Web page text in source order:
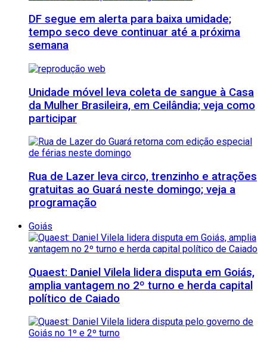
DF segue em alerta para baixa umidade;
tempo seco deve continuar até a próxima
semana
Unidade móvel leva coleta de sangue à Casa
da Mulher Brasileira, em Ceilândia; veja como
participar
Rua de Lazer leva circo, trenzinho e atrações
gratuitas ao Guará neste domingo; veja a
programação
Goiás
Quaest: Daniel Vilela lidera disputa em Goiás,
amplia vantagem no 2º turno e herda capital
político de Caiado